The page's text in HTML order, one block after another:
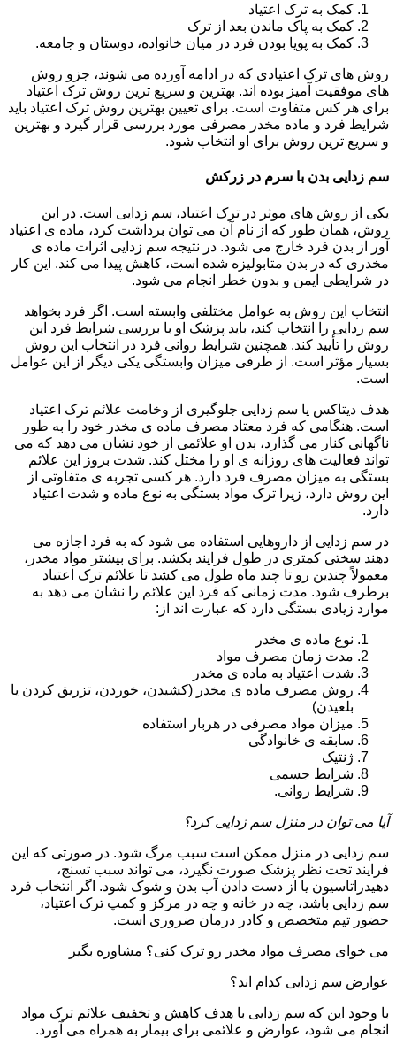
کمک به ترک اعتیاد
کمک به پاک ماندن بعد از ترک
کمک به پویا بودن فرد در میان خانواده، دوستان و جامعه.
روش های ترک اعتیادی که در ادامه آورده می شوند، جزو روش
های موفقیت آمیز بوده اند. بهترین و سریع ترین روش ترک اعتیاد
برای هر کس متفاوت است. برای تعیین بهترین روش ترک اعتیاد باید
شرایط فرد و ماده مخدر مصرفی مورد بررسی قرار گیرد و بهترین
و سریع ترین روش برای او انتخاب شود.
سم زدایی بدن با سرم در زرکش
یکی از روش های موثر در ترک اعتیاد، سم زدایی است. در این
روش، همان طور که از نام آن می توان برداشت کرد، ماده ی اعتیاد
آور از بدن فرد خارج می شود. در نتیجه سم زدایی اثرات ماده ی
مخدری که در بدن متابولیزه شده است، کاهش پیدا می کند. این کار
در شرایطی ایمن و بدون خطر انجام می شود.
انتخاب این روش به عوامل مختلفی وابسته است. اگر فرد بخواهد
سم زدایی را انتخاب کند، باید پزشک او با بررسی شرایط فرد این
روش را تأیید کند. همچنین شرایط روانی فرد در انتخاب این روش
بسیار مؤثر است. از طرفی میزان وابستگی یکی دیگر از این عوامل
است.
هدف دیتاکس یا سم زدایی جلوگیری از وخامت علائم ترک اعتیاد
است. هنگامی که فرد معتاد مصرف ماده ی مخدر خود را به طور
ناگهانی کنار می گذارد، بدن او علائمی از خود نشان می دهد که می
تواند فعالیت های روزانه ی او را مختل کند. شدت بروز این علائم
بستگی به میزان مصرف فرد دارد. هر کسی تجربه ی متفاوتی از
این روش دارد، زیرا ترک مواد بستگی به نوع ماده و شدت اعتیاد
دارد.
در سم زدایی از داروهایی استفاده می شود که به فرد اجازه می
دهند سختی کمتری در طول فرایند بکشد. برای بیشتر مواد مخدر،
معمولاً چندین رو تا چند ماه طول می کشد تا علائم ترک اعتیاد
برطرف شود. مدت زمانی که فرد این علائم را نشان می دهد به
موارد زیادی بستگی دارد که عبارت اند از:
نوع ماده ی مخدر
مدت زمان مصرف مواد
شدت اعتیاد به ماده ی مخدر
روش مصرف ماده ی مخدر (کشیدن، خوردن، تزریق کردن یا
بلعیدن)
میزان مواد مصرفی در هربار استفاده
سابقه ی خانوادگی
ژنتیک
شرایط جسمی
شرایط روانی.
آیا می توان در منزل سم زدایی کرد؟
سم زدایی در منزل ممکن است سبب مرگ شود. در صورتی که این
فرایند تحت نظر پزشک صورت نگیرد، می تواند سبب تسنج،
دهیدراتاسیون یا از دست دادن آب بدن و شوک شود. اگر انتخاب فرد
سم زدایی باشد، چه در خانه و چه در مرکز و کمپ ترک اعتیاد،
حضور تیم متخصص و کادر درمان ضروری است.
می خوای مصرف مواد مخدر رو ترک کنی؟ مشاوره بگیر
عوارض سم زدایی کدام اند؟
با وجود این که سم زدایی با هدف کاهش و تخفیف علائم ترک مواد
انجام می شود، عوارض و علائمی برای بیمار به همراه می آورد.